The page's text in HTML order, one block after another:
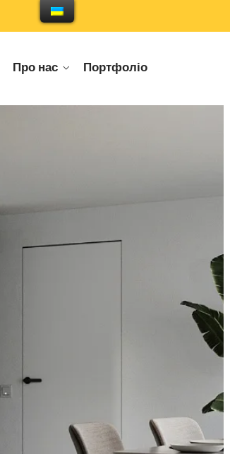
Про нас Портфоліо